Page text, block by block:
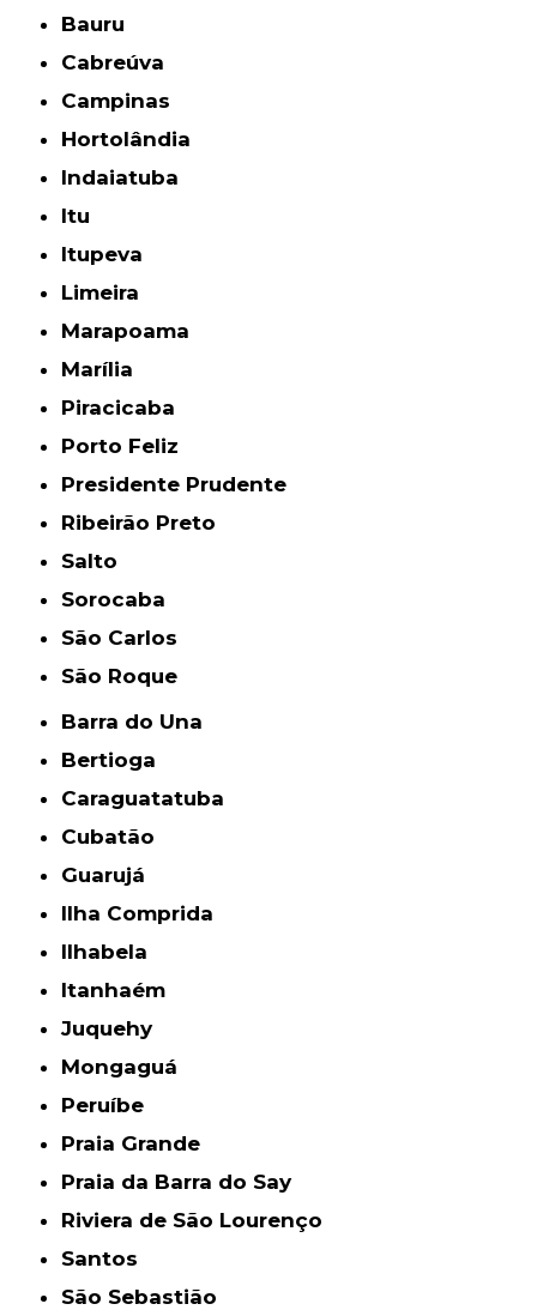
Bauru
Cabreúva
Campinas
Hortolândia
Indaiatuba
Itu
Itupeva
Limeira
Marapoama
Marília
Piracicaba
Porto Feliz
Presidente Prudente
Ribeirão Preto
Salto
Sorocaba
São Carlos
São Roque
Barra do Una
Bertioga
Caraguatatuba
Cubatão
Guarujá
Ilha Comprida
Ilhabela
Itanhaém
Juquehy
Mongaguá
Peruíbe
Praia Grande
Praia da Barra do Say
Riviera de São Lourenço
Santos
São Sebastião